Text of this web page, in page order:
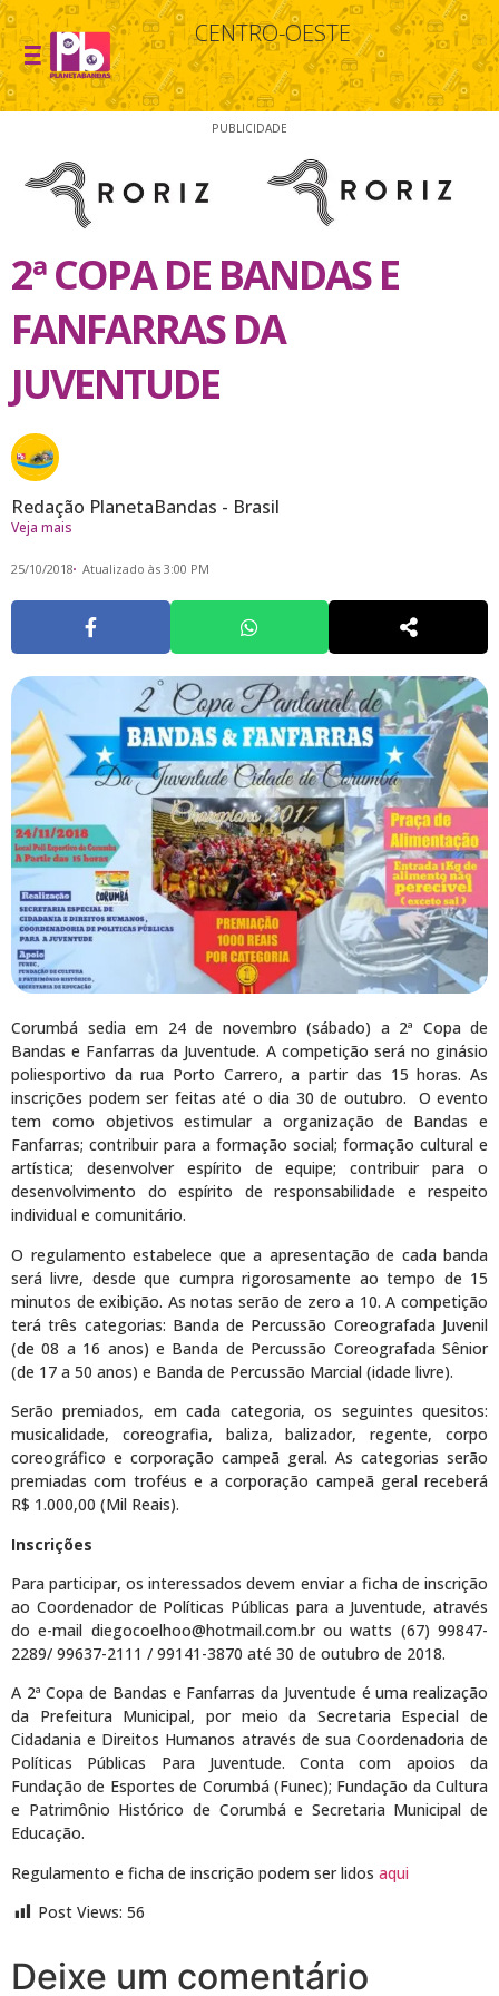
CENTRO-OESTE
PUBLICIDADE
2ª COPA DE BANDAS E
FANFARRAS DA
JUVENTUDE
Redação PlanetaBandas - Brasil
Veja mais
25/10/2018 Atualizado às 3:00 PM
Corumbá sedia em 24 de novembro (sábado) a 2ª Copa de
Bandas e Fanfarras da Juventude. A competição será no ginásio
poliesportivo da rua Porto Carrero, a partir das 15 horas. As
inscrições podem ser feitas até o dia 30 de outubro. O evento
tem como objetivos estimular a organização de Bandas e
Fanfarras; contribuir para a formação social; formação cultural e
artística; desenvolver espírito de equipe; contribuir para o
desenvolvimento do espírito de responsabilidade e respeito
individual e comunitário.
O regulamento estabelece que a apresentação de cada banda
será livre, desde que cumpra rigorosamente ao tempo de 15
minutos de exibição. As notas serão de zero a 10. A competição
terá três categorias: Banda de Percussão Coreografada Juvenil
(de 08 a 16 anos) e Banda de Percussão Coreografada Sênior
(de 17 a 50 anos) e Banda de Percussão Marcial (idade livre).
Serão premiados, em cada categoria, os seguintes quesitos:
musicalidade, coreografia, baliza, balizador, regente, corpo
coreográfico e corporação campeã geral. As categorias serão
premiadas com troféus e a corporação campeã geral receberá
R$ 1.000,00 (Mil Reais).
Inscrições
Para participar, os interessados devem enviar a ficha de inscrição
ao Coordenador de Políticas Públicas para a Juventude, através
do e-mail diegocoelhoo@hotmail.com.br ou watts (67) 99847-
2289/ 99637-2111 / 99141-3870 até 30 de outubro de 2018.
A 2ª Copa de Bandas e Fanfarras da Juventude é uma realização
da Prefeitura Municipal, por meio da Secretaria Especial de
Cidadania e Direitos Humanos através de sua Coordenadoria de
Políticas Públicas Para Juventude. Conta com apoios da
Fundação de Esportes de Corumbá (Funec); Fundação da Cultura
e Patrimônio Histórico de Corumbá e Secretaria Municipal de
Educação.
Regulamento e ficha de inscrição podem ser lidos aqui
Post Views: 56
Deixe um comentário